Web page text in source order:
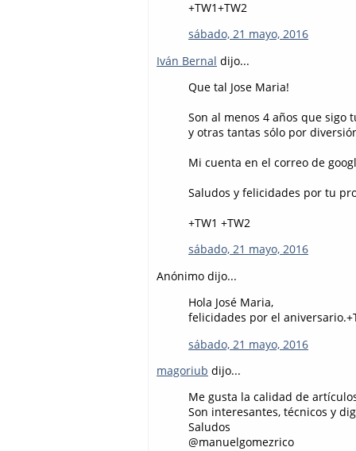
+TW1+TW2
sábado, 21 mayo, 2016
Iván Bernal dijo...
Que tal Jose Maria!
Son al menos 4 años que sigo
y otras tantas sólo por
Mi cuenta en el correo de
Saludos y felicidades por tu
+TW1 +TW2
sábado, 21 mayo, 2016
Anónimo dijo...
Hola José Maria,
felicidades por el
sábado, 21 mayo, 2016
magoriub dijo...
Me gusta la calidad de
Son interesantes, técnicos y
Saludos
@manuelgomezrico